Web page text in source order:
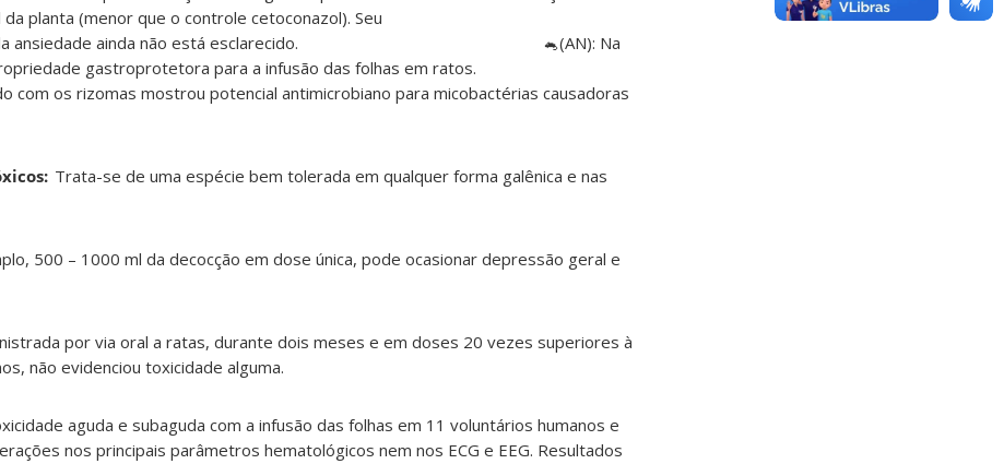
planta (menor que o controle cetoconazol). Seu
da ansiedade ainda não está esclarecido. 🐁(AN): Na
a propriedade gastroprotetora para a infusão das folhas em ratos.
rizomas mostrou potencial antimicrobiano para micobactérias causadoras
Trata-se de uma espécie bem tolerada em qualquer forma galênica e nas
500 – 1000 ml da decocção em dose única, pode ocasionar depressão geral e
por via oral a ratas, durante dois meses e em doses 20 vezes superiores à
não evidenciou toxicidade alguma.
aguda e subaguda com a infusão das folhas em 11 voluntários humanos e
nos principais parâmetros hematológicos nem nos ECG e EEG. Resultados